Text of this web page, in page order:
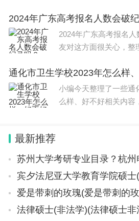
不同省份不同学校分数
术艺考文化课
2024年广东高考报名人数会破
2024年广东高考报名
友对这方面很关心，整
大概是71.6万人。 其中文科生报名人数为38.2万
人，理科生报名人
通化市卫生学校2023年怎么样
小编今天整理了一些通
么样、好不好相关内容
最新推荐
苏州大学考研专业目录？杭州电子科
宾夕法尼亚大学教育学院硕士(宾夕法尼
爱是带刺的玫瑰(爱是带刺的
法律硕士(非法学)(法律硕士非